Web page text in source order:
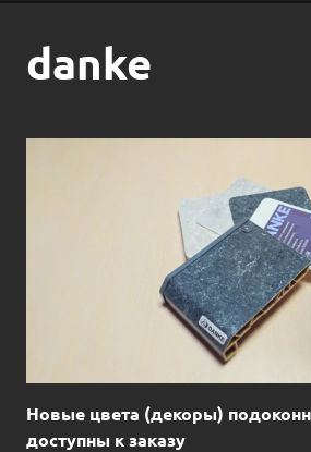
danke
Новые цвета (декоры)
доступны к заказу